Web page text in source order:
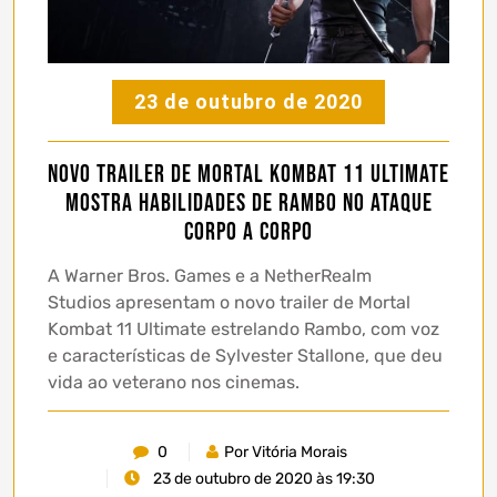
23 de outubro de 2020
Novo trailer de Mortal Kombat 11 Ultimate
mostra habilidades de Rambo no ataque
corpo a corpo
A Warner Bros. Games e a NetherRealm
Studios apresentam o novo trailer de Mortal
Kombat 11 Ultimate estrelando Rambo, com voz
e características de Sylvester Stallone, que deu
vida ao veterano nos cinemas.
0
Por Vitória Morais
23 de outubro de 2020 às 19:30